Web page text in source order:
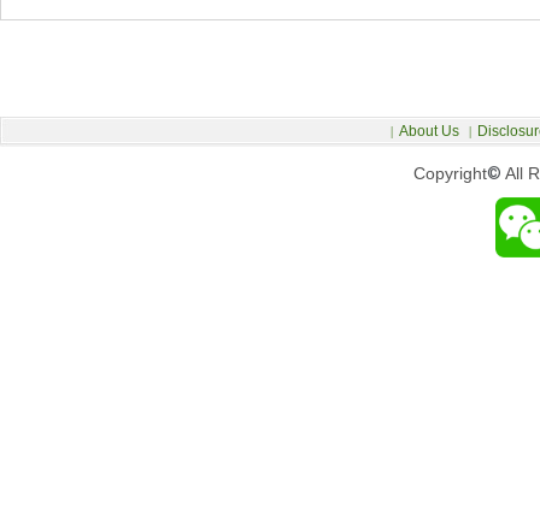
Copyright© All
| About Us |